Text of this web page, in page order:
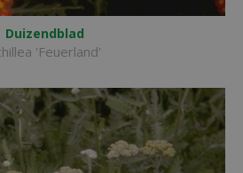
Duizendblad
'Feuerland'